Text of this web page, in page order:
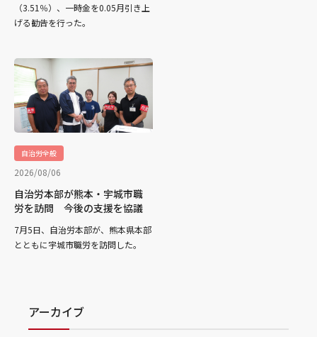
（3.51％）、一時金を0.05月引き上
げる勧告を行った。
自治労全般
2026/08/06
自治労本部が熊本・宇城市職
労を訪問 今後の支援を協議
7月5日、自治労本部が、熊本県本部
とともに宇城市職労を訪問した。
アーカイブ